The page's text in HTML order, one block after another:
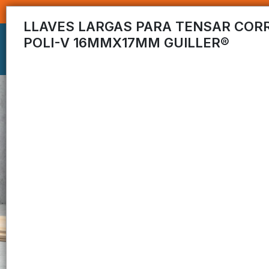
LLAVES LARGAS PARA TENSAR
POLI-V 16MMX17MM GUILLER®